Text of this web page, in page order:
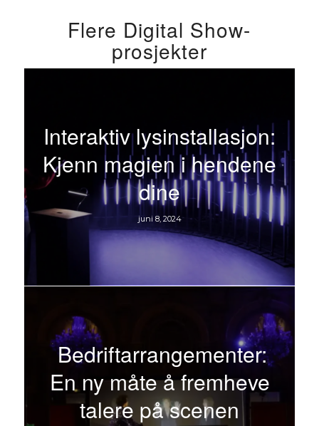
Flere Digital Show-
prosjekter
Interaktiv lysinstallasjon:
Kjenn magien i hendene
dine
juni 8, 2024
Bedriftarrangementer:
En ny måte å fremheve
talere på scenen